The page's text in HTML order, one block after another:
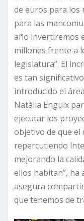
de euros para los
para las
año invertiremos
millones frente a
legislatura”. El
es tan
introducido el
Natàlia Enguix
ejecutar los
objetivo de que el
repercutiendo
mejorando la
ellos habitan”, ha
asegura
que tenemos de